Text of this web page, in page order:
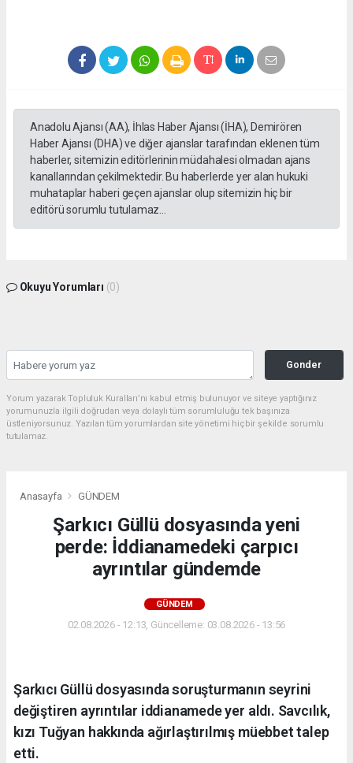
Anadolu Ajansı (AA), İhlas Haber Ajansı (İHA), Demirören
Haber Ajansı (DHA) ve diğer ajanslar tarafından eklenen tüm
haberler, sitemizin editörlerinin müdahalesi olmadan ajans
kanallarından çekilmektedir. Bu haberlerde yer alan hukuki
muhataplar haberi geçen ajanslar olup sitemizin hiç bir
editörü sorumlu tutulamaz...
Okuyu Yorumları (0)
Gonder
Yorum yazarak Topluluk Kuralları’nı kabul etmiş bulunuyor ve siteye yaptığınız
yorumunuzla ilgili doğrudan veya dolaylı tüm sorumluluğu tek başınıza
üstleniyorsunuz. Yazılan tüm yorumlardan site yönetimi hiçbir şekilde sorumlu
tutulamaz.
Anasayfa GÜNDEM
Şarkıcı Güllü dosyasında yeni
perde: İddianamedeki çarpıcı
ayrıntılar gündemde
GÜNDEM
02.08.2026 - 12:13, Güncelleme: 03.08.2026 - 13:56
Şarkıcı Güllü dosyasında soruşturmanın seyrini
değiştiren ayrıntılar iddianamede yer aldı. Savcılık,
kızı Tuğyan hakkında ağırlaştırılmış müebbet talep
etti.